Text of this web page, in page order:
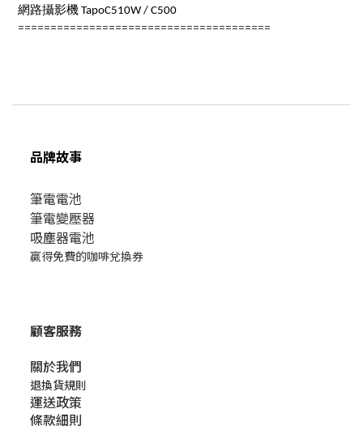
網路攝影機 TapoC510W / C500
=======================================
品牌故事
筆電電池
筆電變壓器
吸塵器電池
贏得免費的咖啡兌換券
顧客服務
關於我們​
退換貨規則
運送政策
條款細則